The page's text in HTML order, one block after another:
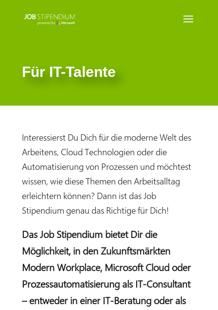
Für IT-Talente
Interessierst Du Dich für die moderne Welt des
Arbeitens, Cloud Technologien oder die
Automatisierung von Prozessen und möchtest
wissen, wie diese Themen den Arbeitsalltag
erleichtern können? Dann ist das Job
Stipendium genau das Richtige für Dich!
Das Job Stipendium bietet Dir die
Möglichkeit, in den Zukunftsmärkten
Modern Workplace, Microsoft Cloud oder
Prozessautomatisierung als IT-Consultant
– entweder in einer IT-Beratung oder als